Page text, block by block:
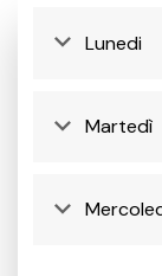
Lunedi
Martedì